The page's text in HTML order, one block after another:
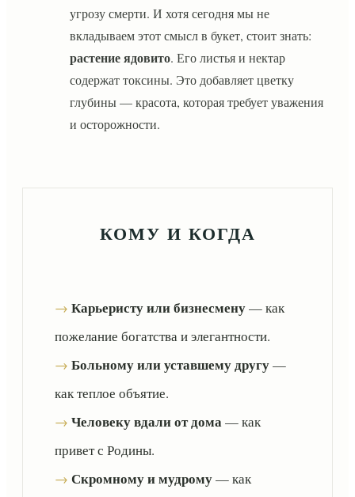
угрозу смерти. И хотя сегодня мы не
вкладываем этот смысл в букет, стоит знать:
растение ядовито. Его листья и нектар
содержат токсины. Это добавляет цветку
глубины — красота, которая требует уважения
и осторожности.
КОМУ И КОГДА
→ Карьеристу или бизнесмену— как
пожелание богатства и элегантности.
→ Больному или уставшему другу—
как теплое объятие.
→ Человеку вдали от дома— как
привет с Родины.
→ Скромному и мудрому— как